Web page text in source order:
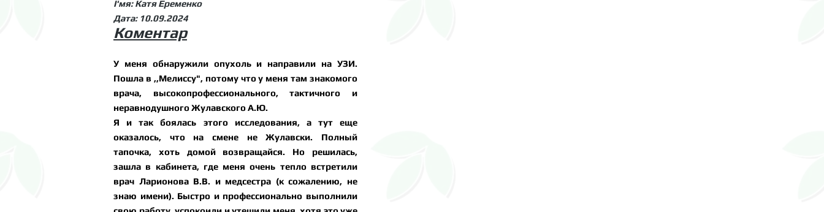
І'мя: Катя Еременко
Дата: 10.09.2024
Коментар
У меня обнаружили опухоль и направили на УЗИ.
Пошла в ,,Мелиссу", потому что у меня там знакомого
врача, высокопрофессионального, тактичного и
неравнодушного Жулавского А.Ю.
Я и так боялась этого исследования, а тут еще
оказалось, что на смене не Жулавски. Полный
тапочка, хоть домой возвращайся. Но решилась,
зашла в кабинета, где меня очень тепло встретили
врач Ларионова В.В. и медсестра (к сожалению, не
знаю имени). Быстро и профессионально выполнили